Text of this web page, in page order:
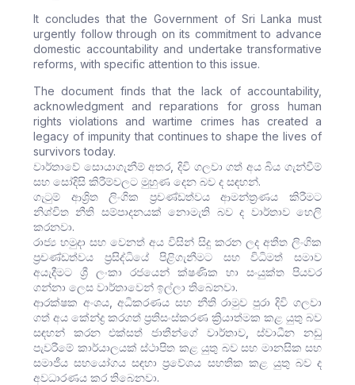
It concludes that the Government of Sri Lanka must
urgently follow through on its commitment to advance
domestic accountability and undertake transformative
reforms, with specific attention to this issue.
The document finds that the lack of accountability,
acknowledgment and reparations for gross human
rights violations and wartime crimes has created a
legacy of impunity that continues to shape the lives of
survivors today.
වාර්තාවේ සොයාගැනීම් අතර, දිවි ගලවා ගත් අය බිය ගැන්වීම්
සහ සෝදිසි කිරීම්වලට මුහුණ දෙන බව ද සඳහන්.
ගැටුම් ආශ්‍රිත ලිංගික ප්‍රචණ්ඩත්වය ආමන්ත්‍රණය කිරීමට
නිශ්චිත නීති සම්පාදනයක් නොමැති බව ද වාර්තාව හෙලි
කරනවා.
රාජ්‍ය හමුදා සහ වෙනත් අය විසින් සිදු කරන ලද අතීත ලිංගික
ප්‍රචණ්ඩත්වය ප්‍රසිද්ධියේ පිළිගැනීමට සහ විධිමත් සමාව
අයැදීමට ශ්‍රී ලංකා රජයෙන් ක්ෂණික හා සංයුක්ත පියවර
ගන්නා ලෙස වාර්තාවෙන් ඉල්ලා තිබෙනවා.
ආරක්ෂක අංශය, අධිකරණය සහ නීති රාමුව පුරා දිවි ගලවා
ගත් අය කේන්ද්‍ර කරගත් ප්‍රතිසංස්කරණ ක්‍රියාත්මක කළ යුතු බව
සඳහන් කරන එක්සත් ජාතීන්ගේ වාර්තාව, ස්වාධීන නඩු
පැවරීමේ කාර්යාලයක් ස්ථාපිත කළ යුතු බව සහ මානසික සහ
සමාජීය සහයෝගය සඳහා ප්‍රවේශය සහතික කළ යුතු බව ද
අවධාරණය කර තිබෙනවා.